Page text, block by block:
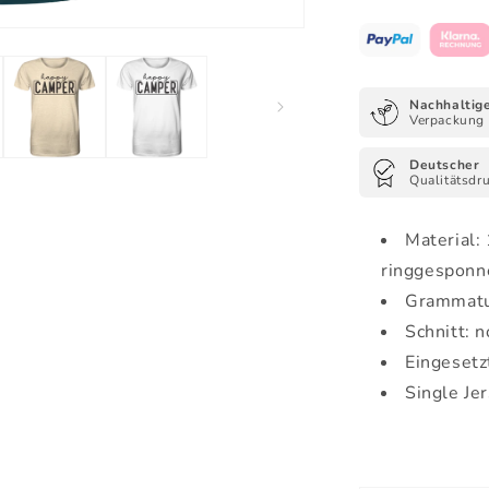
Organic
Verpackung
Deutscher
Material:
Schnitt:
Single